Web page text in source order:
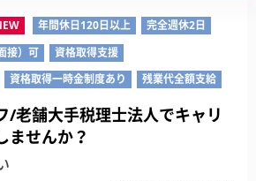
年間休日120日以上
完全週休2日
接）可
資格取得支援
資格取得一時金制度あり 残業代全額支給
/老舗大手税理士法人でキャリ
ませんか？